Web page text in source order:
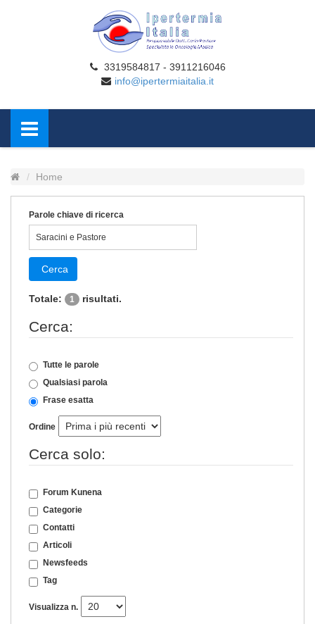
3319584817 - 3911216046
info@ipertermiaitalia.it
Home
Parole chiave di ricerca
Cerca
Totale: 1 risultati.
Cerca:
Tutte le parole
Qualsiasi parola
Frase esatta
Ordine
Cerca solo:
Forum Kunena
Categorie
Contatti
Articoli
Newsfeeds
Tag
Visualizza n.